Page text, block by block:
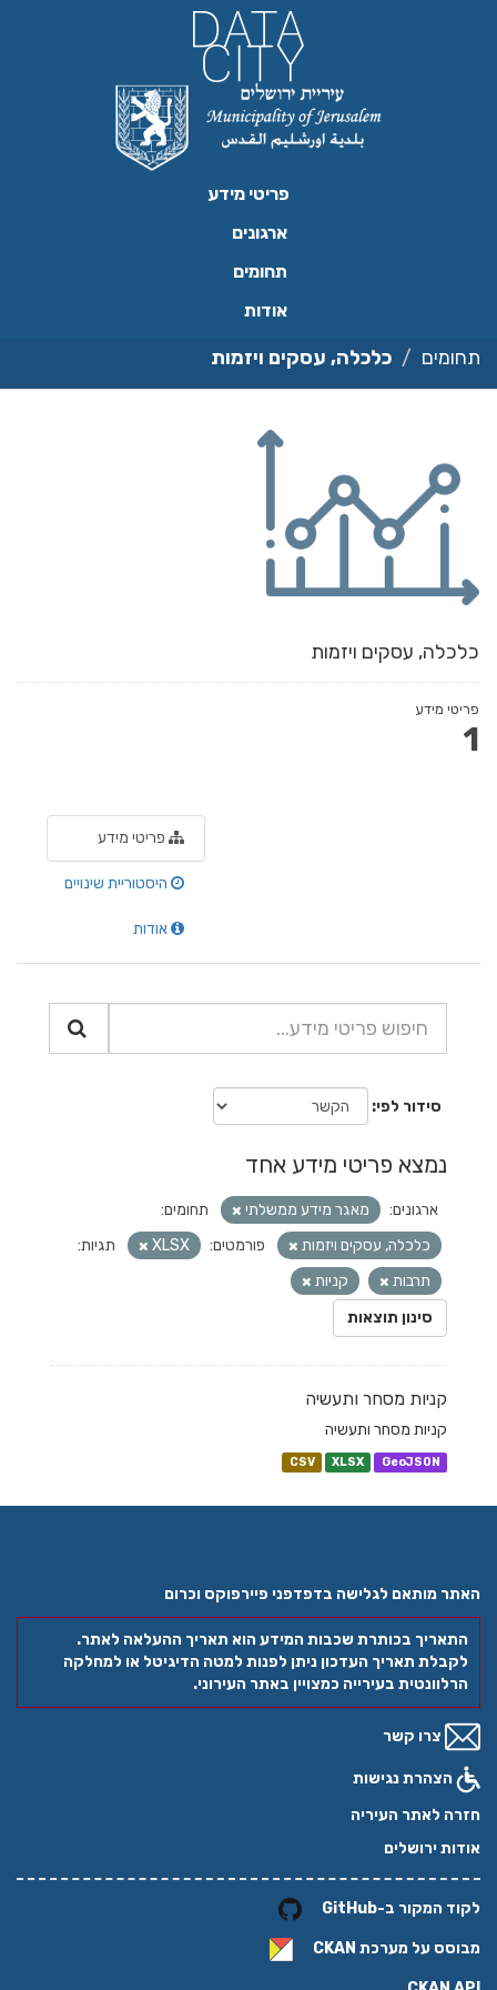
פריטי מידע
ארגונים
תחומים
אודות
תחומים כלכלה, עסקים ויזמות
כלכלה, עסקים ויזמות
פריטי מידע
1
פריטי מידע
היסטוריית שינויים
אודות
סידור לפי
נמצא פריטי מידע אחד
ארגונים: מאגר מידע ממשלתי
תחומים:
כלכלה, עסקים ויזמות
פורמטים: XLSX
תגיות:
תרבות
קניות
סינון תוצאות
קניות מסחר ותעשיה
קניות מסחר ותעשיה
CSV XLSX GeoJSON
האתר מותאם לגלישה בדפדפני פיירפוקס וכרום
התאריך בכותרת שכבות המידע הוא תאריך ההעלאה לאתר.
לקבלת תאריך העדכון ניתן לפנות למטה הדיגיטל או למחלקה
הרלוונטית בעירייה כמצויין באתר העירוני.
צרו קשר
הצהרת נגישות
חזרה לאתר העיריה
אודות ירושלים
לקוד המקור ב-GitHub
מבוסס על מערכת CKAN